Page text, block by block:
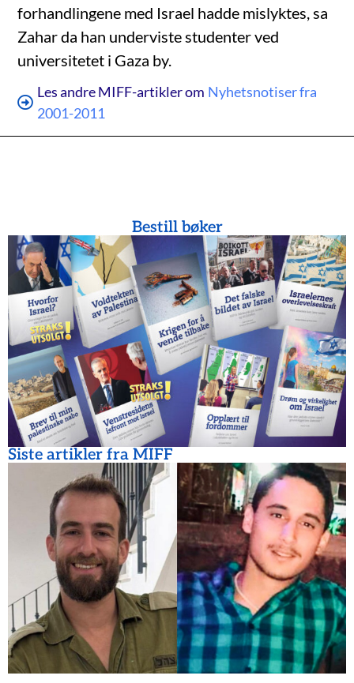
forhandlingene med Israel hadde mislyktes, sa
Zahar da han underviste studenter ved
universitetet i Gaza by.
Les andre MIFF-artikler om Nyhetsnotiser fra
2001-2011
Bestill bøker
Siste artikler fra MIFF